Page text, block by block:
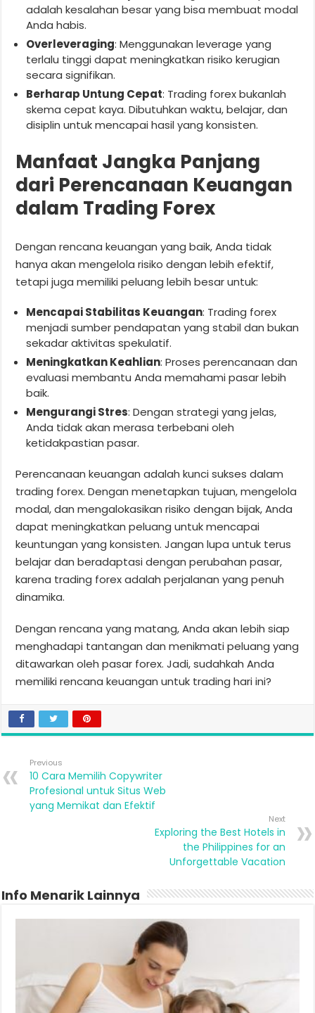
adalah kesalahan besar yang bisa membuat modal
Anda habis.
Overleveraging: Menggunakan leverage yang
terlalu tinggi dapat meningkatkan risiko kerugian
secara signifikan.
Berharap Untung Cepat: Trading forex bukanlah
skema cepat kaya. Dibutuhkan waktu, belajar, dan
disiplin untuk mencapai hasil yang konsisten.
Manfaat Jangka Panjang
dari Perencanaan Keuangan
dalam Trading Forex
Dengan rencana keuangan yang baik, Anda tidak
hanya akan mengelola risiko dengan lebih efektif,
tetapi juga memiliki peluang lebih besar untuk:
Mencapai Stabilitas Keuangan: Trading forex
menjadi sumber pendapatan yang stabil dan bukan
sekadar aktivitas spekulatif.
Meningkatkan Keahlian: Proses perencanaan dan
evaluasi membantu Anda memahami pasar lebih
baik.
Mengurangi Stres: Dengan strategi yang jelas,
Anda tidak akan merasa terbebani oleh
ketidakpastian pasar.
Perencanaan keuangan adalah kunci sukses dalam
trading forex. Dengan menetapkan tujuan, mengelola
modal, dan mengalokasikan risiko dengan bijak, Anda
dapat meningkatkan peluang untuk mencapai
keuntungan yang konsisten. Jangan lupa untuk terus
belajar dan beradaptasi dengan perubahan pasar,
karena trading forex adalah perjalanan yang penuh
dinamika.
Dengan rencana yang matang, Anda akan lebih siap
menghadapi tantangan dan menikmati peluang yang
ditawarkan oleh pasar forex. Jadi, sudahkah Anda
memiliki rencana keuangan untuk trading hari ini?
Previous
10 Cara Memilih Copywriter
Profesional untuk Situs Web
yang Memikat dan Efektif
Next
Exploring the Best Hotels in
the Philippines for an
Unforgettable Vacation
Info Menarik Lainnya